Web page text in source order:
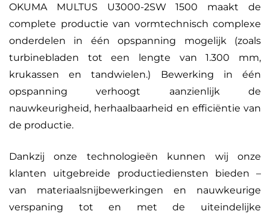
OKUMA MULTUS U3000-2SW 1500 maakt de
complete productie van vormtechnisch complexe
onderdelen in één opspanning mogelijk (zoals
turbinebladen tot een lengte van 1.300 mm,
krukassen en tandwielen.) Bewerking in één
opspanning verhoogt aanzienlijk de
nauwkeurigheid, herhaalbaarheid en efficiëntie van
de productie.
Dankzij onze technologieën kunnen wij onze
klanten uitgebreide productiediensten bieden –
van materiaalsnijbewerkingen en nauwkeurige
verspaning tot en met de uiteindelijke